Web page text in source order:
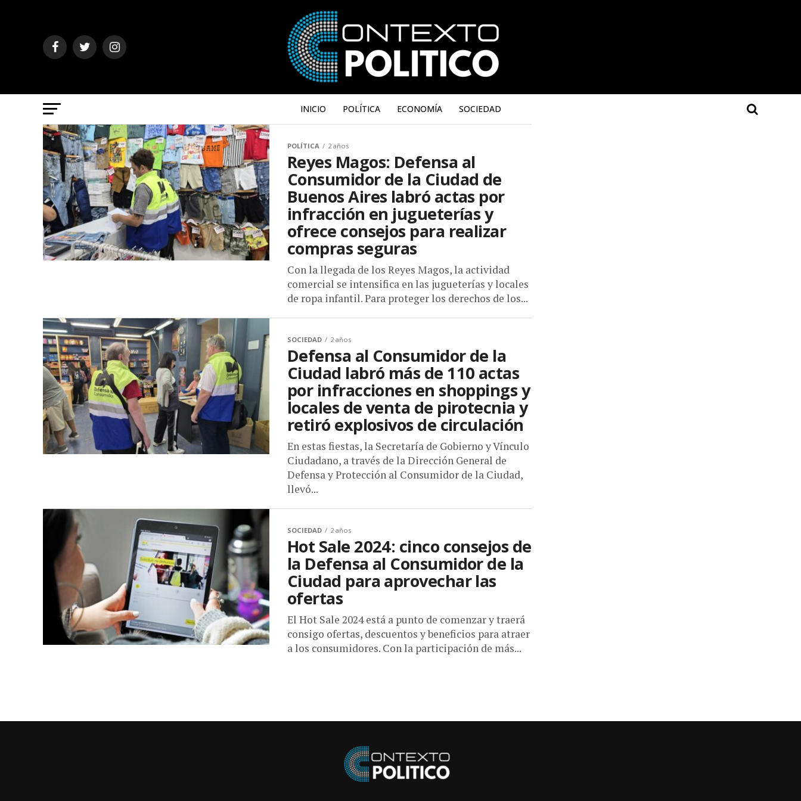
INICIO POLÍTICA ECONOMÍA SOCIEDAD
POLÍTICA 2 años
Reyes Magos: Defensa al
Consumidor de la Ciudad de
Buenos Aires labró actas por
infracción en jugueterías y
ofrece consejos para realizar
compras seguras
Con la llegada de los Reyes Magos, la actividad
comercial se intensifica en las jugueterías y locales
de ropa infantil. Para proteger los derechos de los...
SOCIEDAD 2 años
Defensa al Consumidor de la
Ciudad labró más de 110 actas
por infracciones en shoppings y
locales de venta de pirotecnia y
retiró explosivos de circulación
En estas fiestas, la Secretaría de Gobierno y Vínculo
Ciudadano, a través de la Dirección General de
Defensa y Protección al Consumidor de la Ciudad,
llevó...
SOCIEDAD 2 años
Hot Sale 2024: cinco consejos de
la Defensa al Consumidor de la
Ciudad para aprovechar las
ofertas
El Hot Sale 2024 está a punto de comenzar y traerá
consigo ofertas, descuentos y beneficios para atraer
a los consumidores. Con la participación de más...